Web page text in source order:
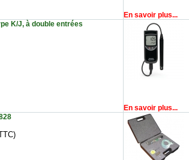
En savoir plus...
K/J, à double entrées
En savoir plus...